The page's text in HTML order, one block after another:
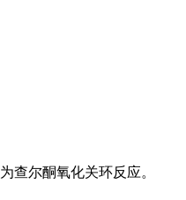
查尔酮氧化关环反应。